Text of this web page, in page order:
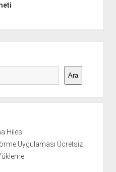
Ara
Hilesi
Uygulaması Ücretsiz